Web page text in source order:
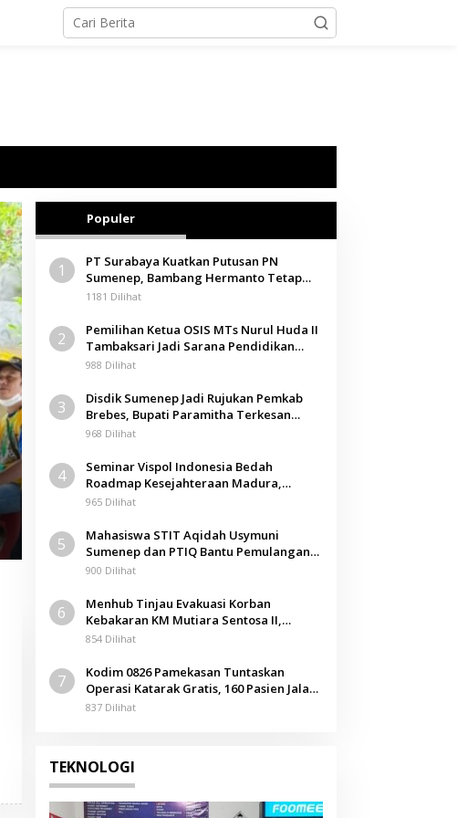
Populer
1
PT Surabaya Kuatkan Putusan PN
Sumenep, Bambang Hermanto Tetap
Dinyatakan Pemilik Sah Tanah di
1181 Dilihat
2
Pemilihan Ketua OSIS MTs Nurul Huda II
Tambaksari Jadi Sarana Pendidikan
Demokrasi bagi Siswa
988 Dilihat
3
Disdik Sumenep Jadi Rujukan Pemkab
Brebes, Bupati Paramitha Terkesan
Pendidikan Berbasis Budaya
968 Dilihat
4
Seminar Vispol Indonesia Bedah
Roadmap Kesejahteraan Madura,
Pendidikan dan Hilirisasi Jadi Kunci
965 Dilihat
5
Mahasiswa STIT Aqidah Usymuni
Sumenep dan PTIQ Bantu Pemulangan
Jenazah WNI Asal Aceh di Malaysia
900 Dilihat
6
Menhub Tinjau Evakuasi Korban
Kebakaran KM Mutiara Sentosa II,
Apresiasi Respons Cepat Pemkab
854 Dilihat
7
Kodim 0826 Pamekasan Tuntaskan
Operasi Katarak Gratis, 160 Pasien Jalani
Tindakan Medis
837 Dilihat
TEKNOLOGI